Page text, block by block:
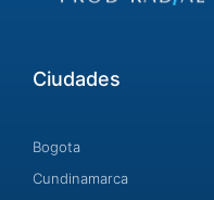
Ciudades
Bogota
Cundinamarca